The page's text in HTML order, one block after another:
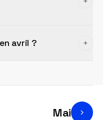
avril ?
Mai